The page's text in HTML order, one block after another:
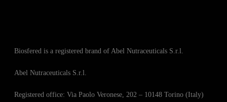
Biosfered is a registered brand of Abel Nutraceuticals S.r.l.
Abel Nutraceuticals S.r.l.
Registered office: Via Paolo Veronese, 202 – 10148 Torino (Italy)